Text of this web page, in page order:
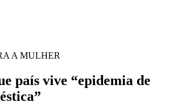
A MULHER
país vive “epidemia de